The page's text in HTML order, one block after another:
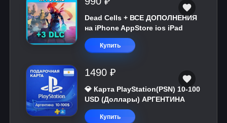
Dead Cells + ВСЕ ДОПОЛНЕНИЯ
на iPhone AppStore ios iPad
Купить
1490 ₽
💎 Карта PlayStation(PSN) 10-100
USD (Доллары) АРГЕНТИНА
Купить